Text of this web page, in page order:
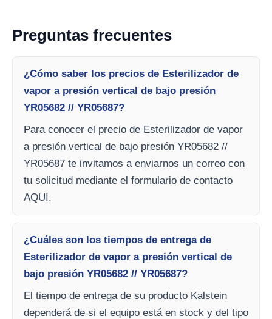
Preguntas frecuentes
¿Cómo saber los precios de Esterilizador de
vapor a presión vertical de bajo presión
YR05682 // YR05687?
Para conocer el precio de Esterilizador de vapor
a presión vertical de bajo presión YR05682 //
YR05687 te invitamos a enviarnos un correo con
tu solicitud mediante el formulario de contacto
AQUI.
¿Cuáles son los tiempos de entrega de
Esterilizador de vapor a presión vertical de
bajo presión YR05682 // YR05687?
El tiempo de entrega de su producto Kalstein
dependerá de si el equipo está en stock y del tipo